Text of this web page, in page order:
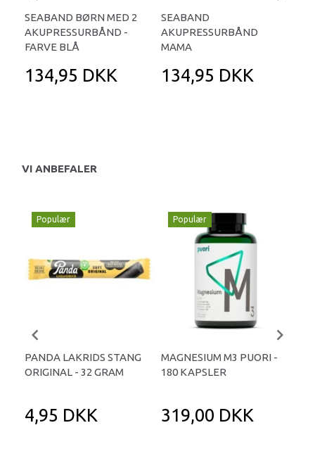
SEABAND BØRN MED 2
AKUPRESSURBÅND -
FARVE BLÅ
134,95 DKK
SEABAND
AKUPRESSURBÅND
MAMA
134,95 DKK
VI ANBEFALER
Populær
PANDA LAKRIDS STANG
ORIGINAL - 32 GRAM
4,95 DKK
Populær
MAGNESIUM M3 PUORI -
180 KAPSLER
319,00 DKK